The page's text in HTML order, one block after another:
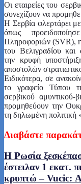
Οι εταιρείες του
συνεχίζουν να
Η Σερβία φλερτάρει
όπως
Πληροφοριών (SVR), η
του Βελιγραδίου και
την κρυφή
αποστολών
Ειδικότερα, σε
το γραφείο Τύπου
σερβικού αμυντικού-
προμηθεύουν την
τη δηλωμένη πολιτική
Διαβάστε
Η Ρωσία
έστειλαν 1 εκατ.
κρυπτώ – Vucic: